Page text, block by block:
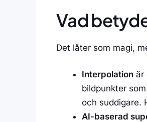
Vad
Det låter som magi,
Interpolation är
bildpunkter
och suddigare.
AI-baserad